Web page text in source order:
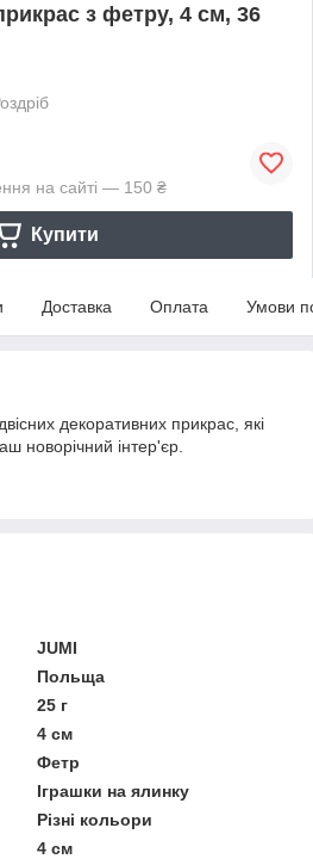
з фетру, 4 см, 36
на сайті — 150 ₴
Купити
Доставка Оплата Умови
декоративних прикрас, які
новорічний інтер'єр.
JUMI
Польща
25 г
4 см
Фетр
Іграшки на ялинку
Різні кольори
4 см